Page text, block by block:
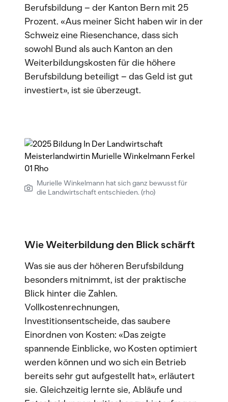
Berufsbildung – der Kanton Bern mit 25
Prozent. «Aus meiner Sicht haben wir in der
Schweiz eine Riesenchance, dass sich
sowohl Bund als auch Kanton an den
Weiterbildungskosten für die höhere
Berufsbildung beteiligt – das Geld ist gut
investiert», ist sie überzeugt.
Murielle Winkelmann hat sich ganz bewusst für
die Landwirtschaft entschieden. (rho)
Wie Weiterbildung den Blick schärft
Was sie aus der höheren Berufsbildung
besonders mitnimmt, ist der praktische
Blick hinter die Zahlen.
Vollkostenrechnungen,
Investitionsentscheide, das saubere
Einordnen von Kosten: «Das zeigte
spannende Einblicke, wo Kosten optimiert
werden können und wo sich ein Betrieb
bereits sehr gut aufgestellt hat», erläutert
sie. Gleichzeitig lernte sie, Abläufe und